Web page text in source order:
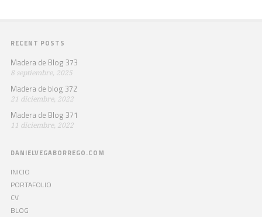
RECENT POSTS
Madera de Blog 373
8 septiembre, 2025
Madera de blog 372
21 diciembre, 2022
Madera de Blog 371
11 diciembre, 2022
DANIELVEGABORREGO.COM
INICIO
PORTAFOLIO
CV
BLOG